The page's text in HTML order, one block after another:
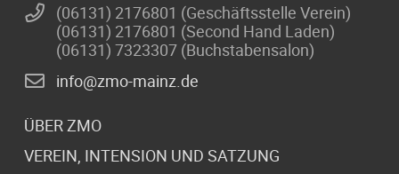
(06131) 2176801 (Geschäftsstelle Verein)
(06131) 2176801 (Second Hand Laden)
(06131) 7323307 (Buchstabensalon)
info@zmo-mainz.de
ÜBER ZMO
VEREIN, INTENSION UND SATZUNG